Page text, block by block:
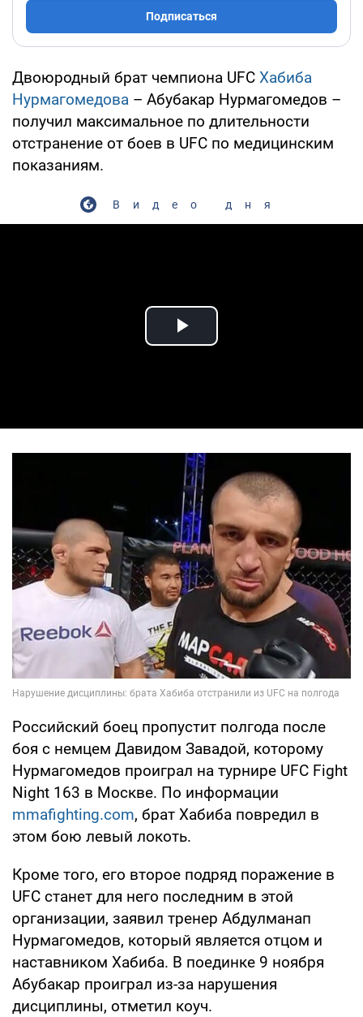
Подписаться
Двоюродный брат чемпиона UFC Хабиба
Нурмагомедова – Абубакар Нурмагомедов –
получил максимальное по длительности
отстранение от боев в UFC по медицинским
показаниям.
Видео дня
Play Video
Российский боец пропустит полгода после
боя с немцем Давидом Завадой, которому
Нурмагомедов проиграл на турнире UFC Fight
Night 163 в Москве. По информации
mmafighting.com, брат Хабиба повредил в
этом бою левый локоть.
Кроме того, его второе подряд поражение в
UFC станет для него последним в этой
организации, заявил тренер Абдулманап
Нурмагомедов, который является отцом и
наставником Хабиба. В поединке 9 ноября
Абубакар проиграл из-за нарушения
дисциплины, отметил коуч.